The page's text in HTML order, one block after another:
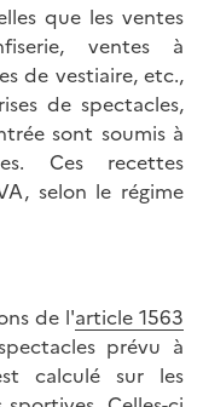
que les ventes
ventes à
de vestiaire, etc.,
de spectacles,
sont soumis à
Ces recettes
selon le régime
de l'article 1563
prévu à
calculé sur les